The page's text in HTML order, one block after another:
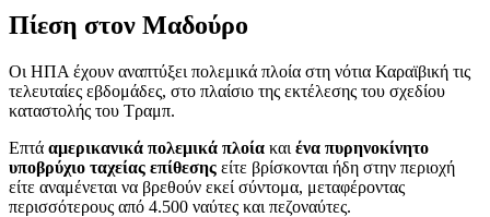
Πίεση στον Μαδούρο
Οι ΗΠΑ έχουν αναπτύξει πολεμικά πλοία στη νότια Καραϊβική τις
τελευταίες εβδομάδες, στο πλαίσιο της εκτέλεσης του σχεδίου
καταστολής του Τραμπ.
Επτά αμερικανικά πολεμικά πλοία και ένα πυρηνοκίνητο
υποβρύχιο ταχείας επίθεσης είτε βρίσκονται ήδη στην περιοχή
είτε αναμένεται να βρεθούν εκεί σύντομα, μεταφέροντας
περισσότερους από 4.500 ναύτες και πεζοναύτες.